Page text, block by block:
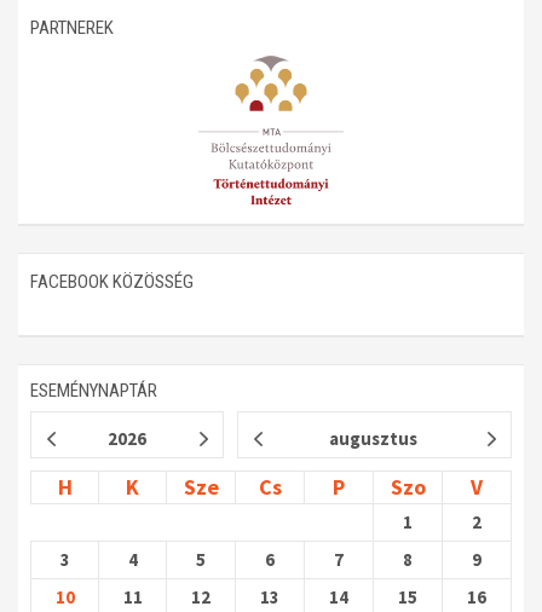
PARTNEREK
FACEBOOK KÖZÖSSÉG
ESEMÉNYNAPTÁR
2026 augusztus
H K Sze Cs P Szo V
1
2
3
4 5 6 7 8
9
10
11 12 13 14 15 16